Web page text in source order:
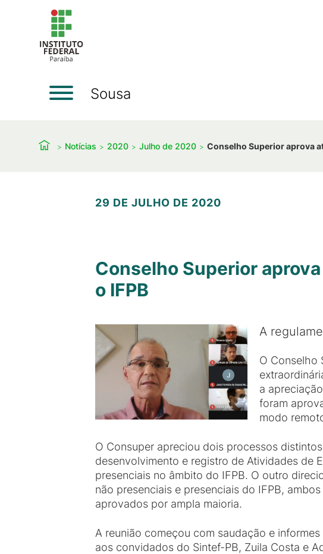
Sousa
Notícias 2020 Julho de 2020 Conselho Superior aprova
29 DE JULHO DE 2020
Conselho Superior
o IFPB
A
O Conselho
a
foram
modo
O Consuper apreciou dois processos
desenvolvimento e registro de Atividades de
presenciais no âmbito do IFPB. O outro
não presenciais e presenciais do IFPB,
aprovados por ampla maioria.
A reunião começou com saudação e
aos convidados do Sintef-PB, Zuila Costa e